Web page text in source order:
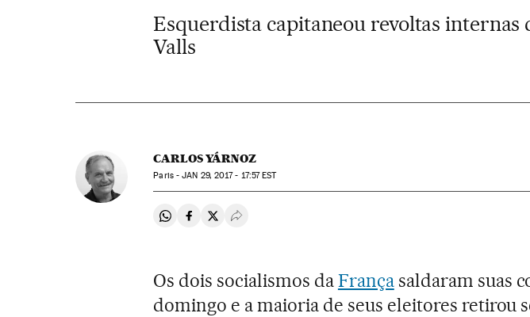
Esquerdista capitaneou revoltas internas
Valls
CARLOS YÁRNOZ
Paris -JAN 29, 2017 - 17:57EST
Compartir en Whatsapp
Compartir en Facebook
Compartir en Twitter
Desplegar Redes Sociales
Os dois socialismos daFrançasaldaram suas
domingo e a maioria de seus eleitores retirou